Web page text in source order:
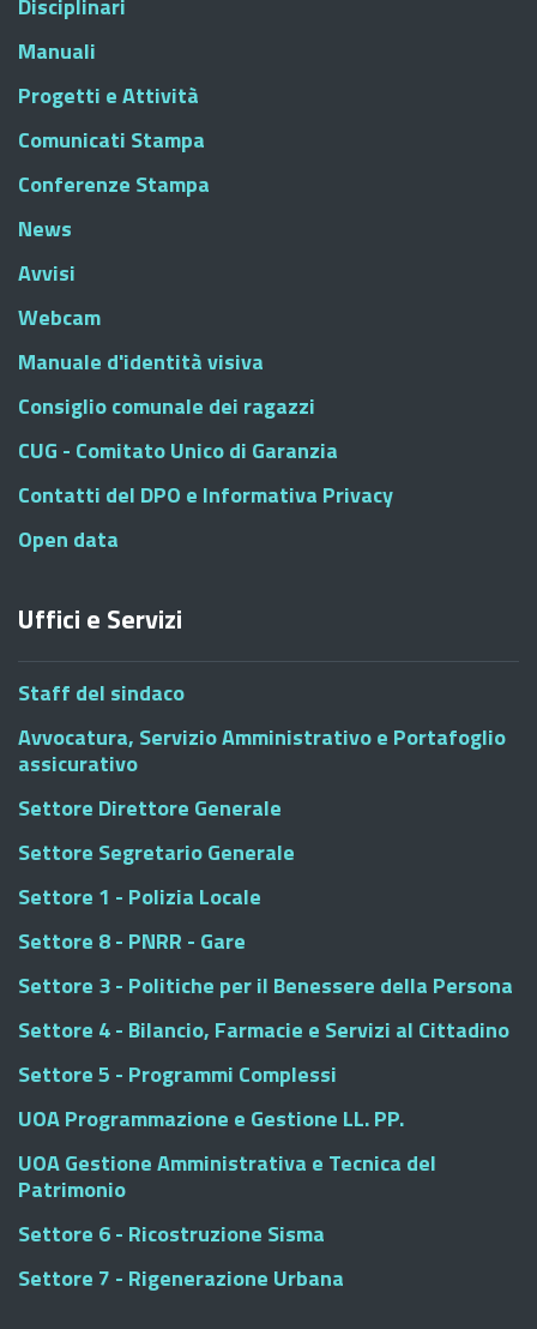
Disciplinari
Manuali
Progetti e Attività
Comunicati Stampa
Conferenze Stampa
News
Avvisi
Webcam
Manuale d'identità visiva
Consiglio comunale dei ragazzi
CUG - Comitato Unico di Garanzia
Contatti del DPO e Informativa Privacy
Open data
Uffici e Servizi
Staff del sindaco
Avvocatura, Servizio Amministrativo e Portafoglio
assicurativo
Settore Direttore Generale
Settore Segretario Generale
Settore 1 - Polizia Locale
Settore 8 - PNRR - Gare
Settore 3 - Politiche per il Benessere della Persona
Settore 4 - Bilancio, Farmacie e Servizi al Cittadino
Settore 5 - Programmi Complessi
UOA Programmazione e Gestione LL. PP.
UOA Gestione Amministrativa e Tecnica del
Patrimonio
Settore 6 - Ricostruzione Sisma
Settore 7 - Rigenerazione Urbana